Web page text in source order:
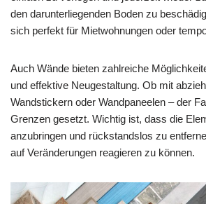
den darunterliegenden Boden zu
sich perfekt für Mietwohnungen oder
Auch Wände bieten zahlreiche
und effektive Neugestaltung. Ob mit
Wandstickern oder Wandpaneelen – der
Grenzen gesetzt. Wichtig ist, dass die
anzubringen und rückstandslos zu
auf Veränderungen reagieren zu können.